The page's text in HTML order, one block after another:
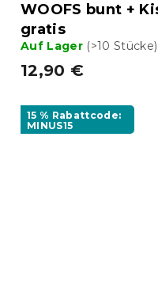
WOOFS bunt +
gratis
Auf Lager (>10 Stücke)
12,90 €
15 % Rabattcode:
MINUS15